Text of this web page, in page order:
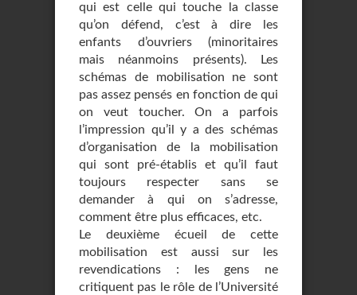
qui est celle qui touche la classe
qu’on défend, c’est à dire les
enfants d’ouvriers (minoritaires
mais néanmoins présents). Les
schémas de mobilisation ne sont
pas assez pensés en fonction de qui
on veut toucher. On a parfois
l’impression qu’il y a des schémas
d’organisation de la mobilisation
qui sont pré-établis et qu’il faut
toujours respecter sans se
demander à qui on s’adresse,
comment être plus efficaces, etc.
Le deuxième écueil de cette
mobilisation est aussi sur les
revendications : les gens ne
critiquent pas le rôle de l’Université